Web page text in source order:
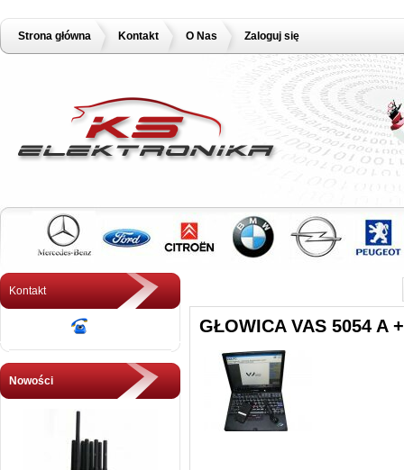
Strona główna Kontakt O Nas Zaloguj się
Kontakt
Nowości
GŁOWICA VAS 5054 A